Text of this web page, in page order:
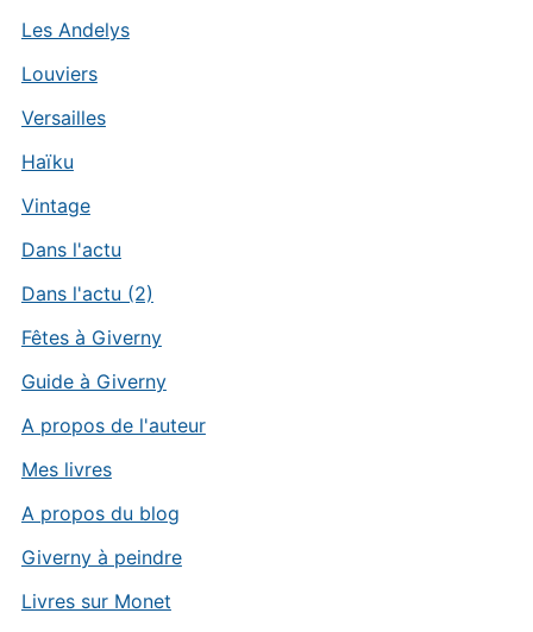
Les Andelys
Louviers
Versailles
Haïku
Vintage
Dans l'actu
Dans l'actu (2)
Fêtes à Giverny
Guide à Giverny
A propos de l'auteur
Mes livres
A propos du blog
Giverny à peindre
Livres sur Monet